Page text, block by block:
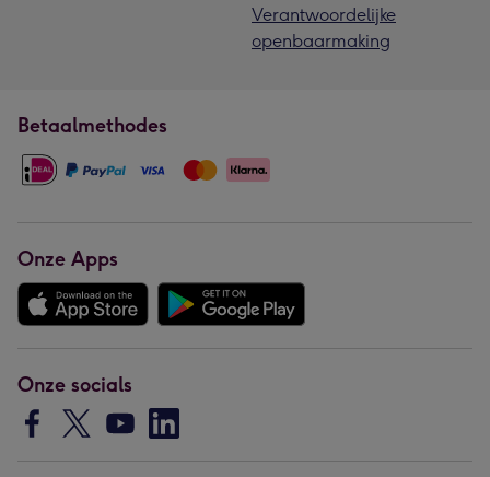
Verantwoordelijke
openbaarmaking
Betaalmethodes
Onze Apps
Onze socials